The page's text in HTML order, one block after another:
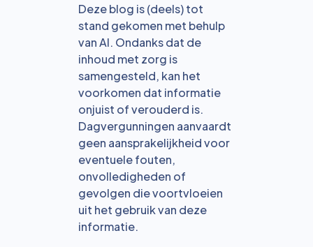
Deze blog is (deels) tot
stand gekomen met behulp
van AI. Ondanks dat de
inhoud met zorg is
samengesteld, kan het
voorkomen dat informatie
onjuist of verouderd is.
Dagvergunningen aanvaardt
geen aansprakelijkheid voor
eventuele fouten,
onvolledigheden of
gevolgen die voortvloeien
uit het gebruik van deze
informatie.